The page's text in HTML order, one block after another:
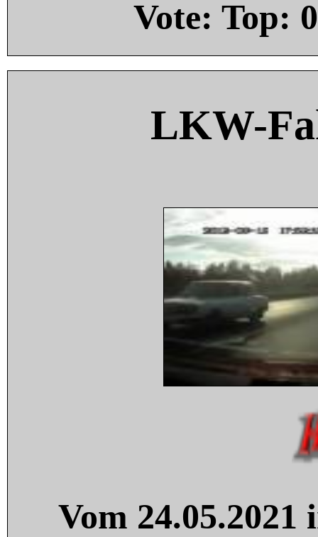
Vote: Top: 0
LKW-
Vom